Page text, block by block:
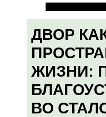
ДВОР
ЖИЗНИ:
ВО